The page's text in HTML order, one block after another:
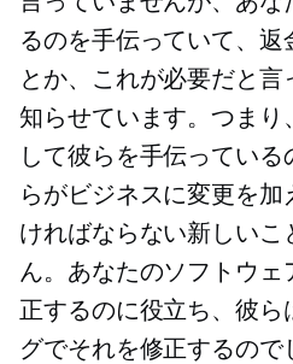
るのを手伝っていて、
とか、これが必要だと言
知らせています。つまり
して彼らを手伝ってい
らがビジネスに変更を
ければならない新しいこ
ん。あなたのソフトウ
正するのに役立ち、彼
グでそれを修正するので